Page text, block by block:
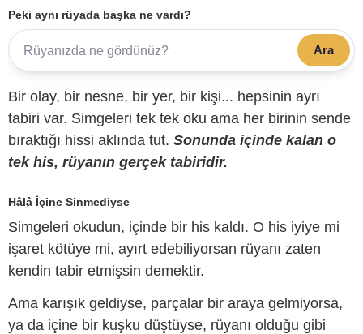
Peki aynı rüyada başka ne vardı?
Ara
Bir olay, bir nesne, bir yer, bir kişi... hepsinin ayrı
tabiri var. Simgeleri tek tek oku ama her birinin sende
bıraktığı hissi aklında tut. Sonunda içinde kalan o
tek his, rüyanın gerçek tabiridir.
Hâlâ İçine Sinmediyse
Simgeleri okudun, içinde bir his kaldı. O his iyiye mi
işaret kötüye mi, ayırt edebiliyorsan rüyanı zaten
kendin tabir etmişsin demektir.
Ama karışık geldiyse, parçalar bir araya gelmiyorsa,
ya da içine bir kuşku düştüyse, rüyanı olduğu gibi